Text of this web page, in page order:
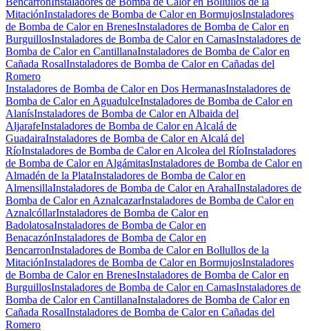
MitaciónInstaladores de Bomba de Calor en BormujosInstaladores
de Bomba de Calor en BrenesInstaladores de Bomba de Calor en
BurguillosInstaladores de Bomba de Calor en CamasInstaladores de
Bomba de Calor en CantillanaInstaladores de Bomba de Calor en
Cañada RosalInstaladores de Bomba de Calor en Cañadas del
Romero
Instaladores de Bomba de Calor en Dos HermanasInstaladores de
Bomba de Calor en AguadulceInstaladores de Bomba de Calor en
AlanísInstaladores de Bomba de Calor en Albaida del
AljarafeInstaladores de Bomba de Calor en Alcalá de
GuadairaInstaladores de Bomba de Calor en Alcalá del
RíoInstaladores de Bomba de Calor en Alcolea del RíoInstaladores
de Bomba de Calor en AlgámitasInstaladores de Bomba de Calor en
Almadén de la PlataInstaladores de Bomba de Calor en
AlmensillaInstaladores de Bomba de Calor en ArahalInstaladores de
Bomba de Calor en AznalcazarInstaladores de Bomba de Calor en
AznalcóllarInstaladores de Bomba de Calor en
BadolatosaInstaladores de Bomba de Calor en
BenacazónInstaladores de Bomba de Calor en
BencarronInstaladores de Bomba de Calor en Bollullos de la
MitaciónInstaladores de Bomba de Calor en BormujosInstaladores
de Bomba de Calor en BrenesInstaladores de Bomba de Calor en
BurguillosInstaladores de Bomba de Calor en CamasInstaladores de
Bomba de Calor en CantillanaInstaladores de Bomba de Calor en
Cañada RosalInstaladores de Bomba de Calor en Cañadas del
Romero